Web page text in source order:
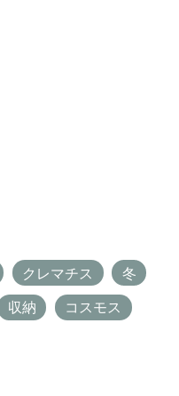
クレマチス 冬
収納 コスモス